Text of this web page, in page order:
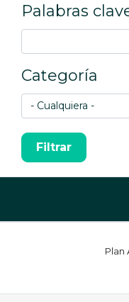
Palabras
Categoría
Plan